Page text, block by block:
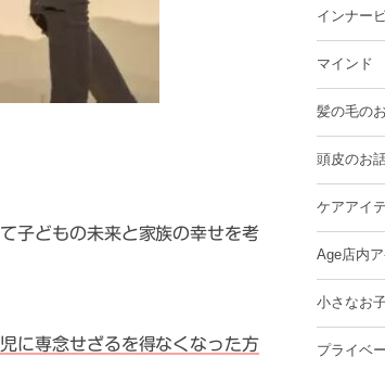
子どもの未来と家族の幸せを考
に専念せざるを得なくなった方
インナー
マインド
髪の毛の
頭皮のお
ケアアイ
Age店内
小さなお
プライベ